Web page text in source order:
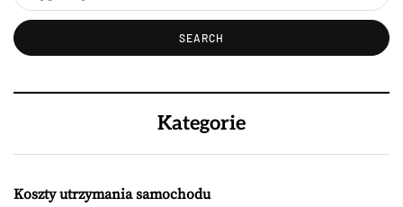
Kategorie
Koszty utrzymania samochodu